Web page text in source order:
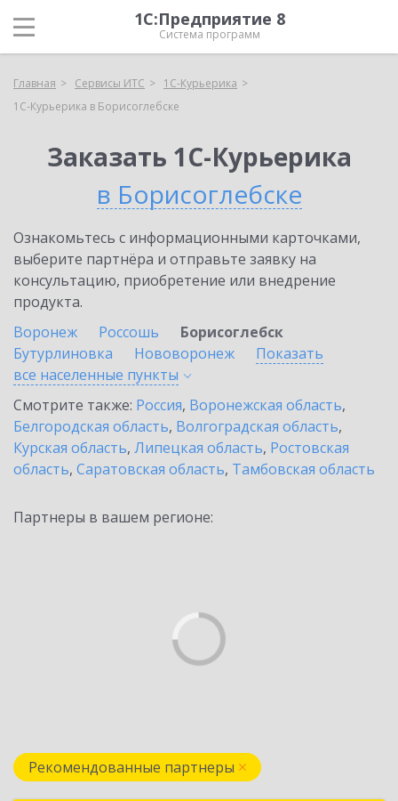
1С:Предприятие 8
Система программ
Главная Сервисы ИТС
1С-Курьерика
1С-Курьерика в Борисоглебске
Заказать 1С-Курьерика
в Борисоглебске
Ознакомьтесь с информационными карточками,
выберите партнёра и отправьте заявку на
консультацию, приобретение или внедрение
продукта.
Воронеж
Россошь
Борисоглебск
Бутурлиновка
Нововоронеж
Показать
все населенные пункты
Смотрите также: Россия, Воронежская область,
Белгородская область, Волгоградская область,
Курская область, Липецкая область, Ростовская
область, Саратовская область, Тамбовская область
Партнеры в вашем регионе:
Рекомендованные партнеры